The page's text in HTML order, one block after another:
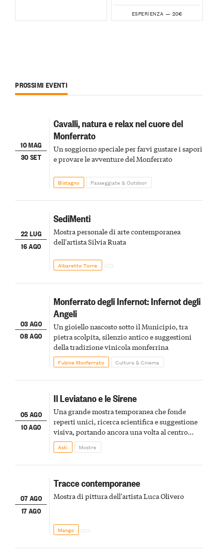
ESPERIENZA — 20€
PROSSIMI EVENTI
10 MAG
30 SET
Cavalli, natura e relax nel cuore del
Monferrato
Un soggiorno speciale per farvi gustare i sapori
e provare le avventure del Monferrato
Bistagno Passeggiate & Outdoor
22 LUG
16 AGO
SediMenti
Mostra personale di arte contemporanea
dell'artista Silvia Ruata
Albaretto Torre
03 AGO
08 AGO
Monferrato degli Infernot: Infernot degli
Angeli
Un gioiello nascosto sotto il Municipio, tra
pietra scolpita, silenzio antico e suggestioni
della tradizione vinicola monferrina
Fubine Monferrato Cultura & Cinema
05 AGO
10 AGO
Il Leviatano e le Sirene
Una grande mostra temporanea che fonde
reperti unici, ricerca scientifica e suggestione
visiva, portando ancora una volta al centro
della scena le meraviglie del passato astigiano
Asti Mostre
07 AGO
17 AGO
Tracce contemporanee
Mostra di pittura dell'artista Luca Olivero
Mango